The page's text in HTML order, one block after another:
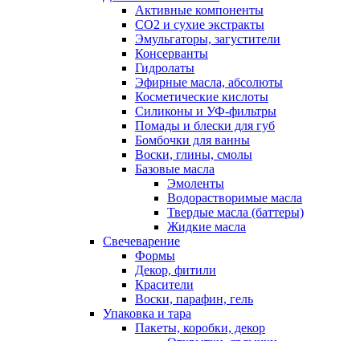
Активные компоненты
СО2 и сухие экстракты
Эмульгаторы, загустители
Консерванты
Гидролаты
Эфирные масла, абсолюты
Косметические кислоты
Силиконы и УФ-фильтры
Помады и блески для губ
Бомбочки для ванны
Воски, глины, смолы
Базовые масла
Эмоленты
Водорастворимые масла
Твердые масла (баттеры)
Жидкие масла
Свечеварение
Формы
Декор, фитили
Красители
Воски, парафин, гель
Упаковка и тара
Пакеты, коробки, декор